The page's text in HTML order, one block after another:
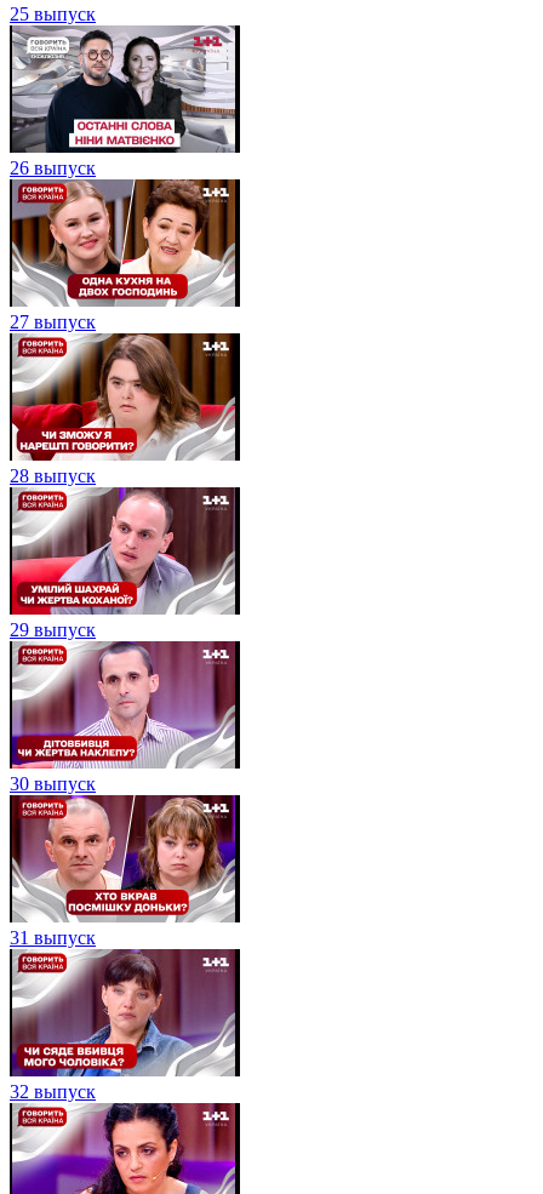
25 выпуск
26 выпуск
27 выпуск
28 выпуск
29 выпуск
30 выпуск
31 выпуск
32 выпуск